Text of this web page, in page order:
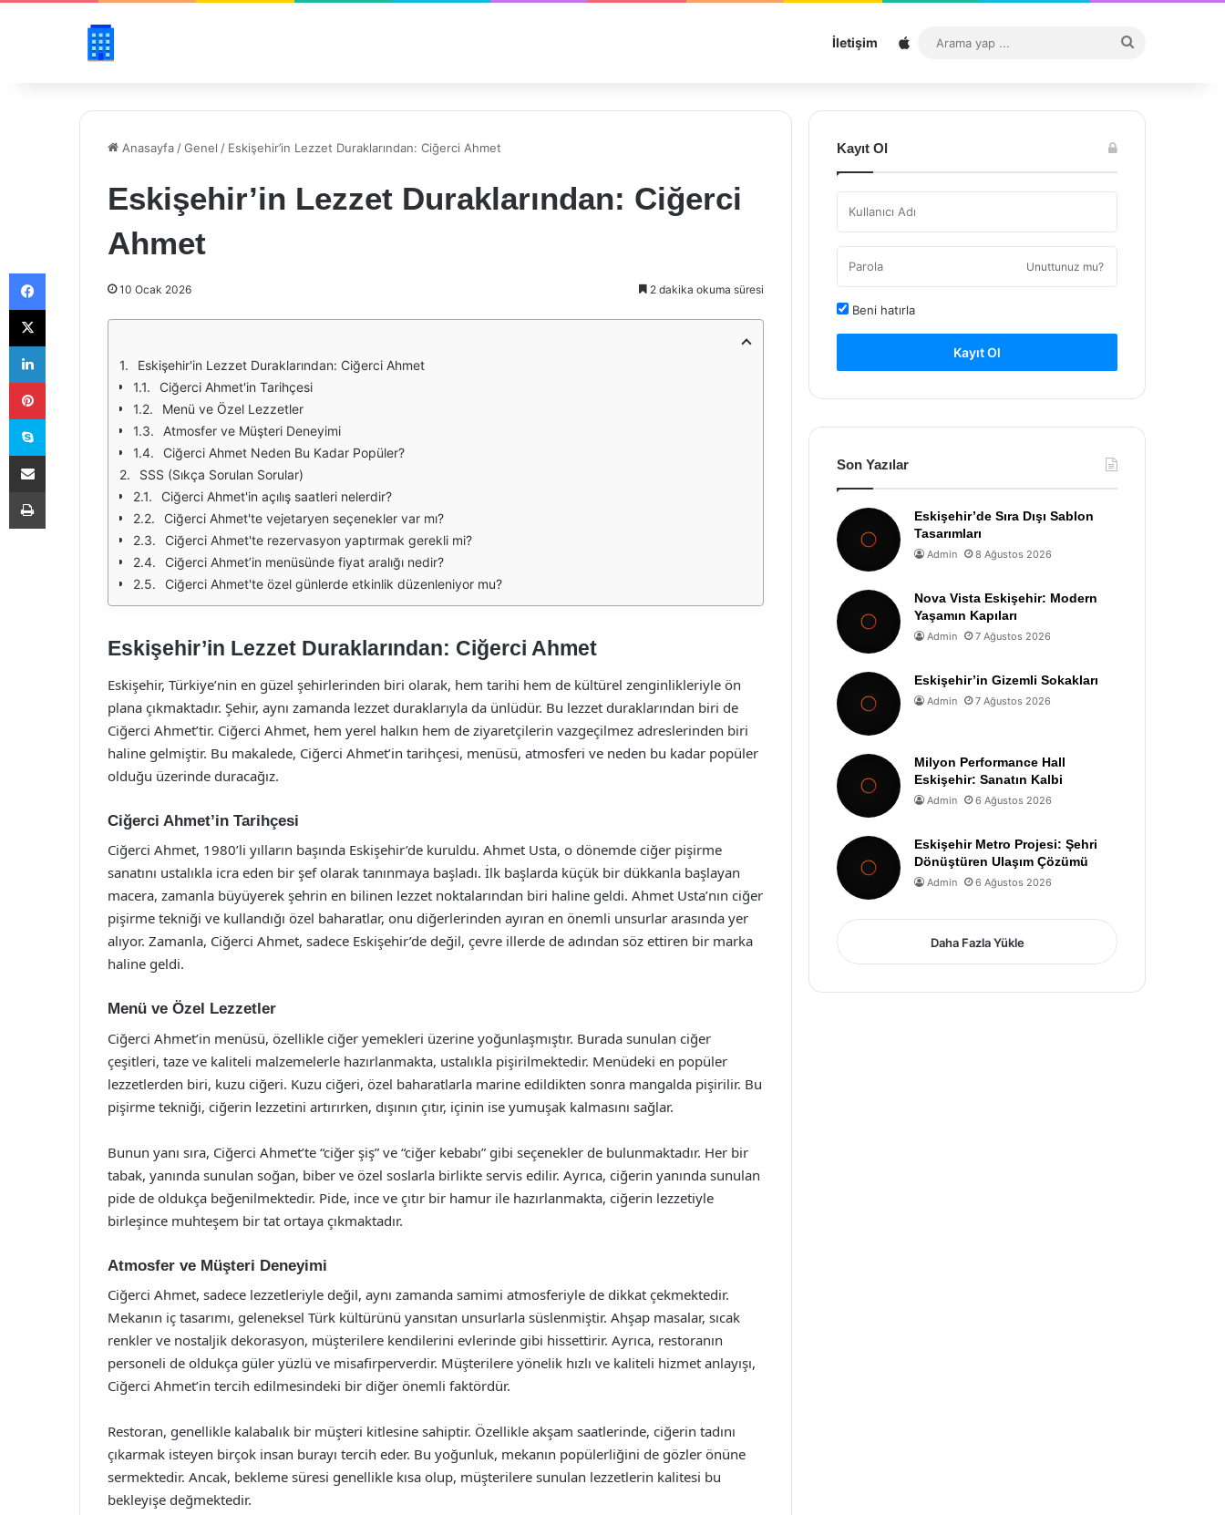
İletişim Sitemap
...
Anasayfa /Genel / Eskişehir’in Lezzet Duraklarından: Ciğerci Ahmet
Eskişehir’in Lezzet Duraklarından: Ciğerci
Ahmet
10 Ocak 2026 2 dakika okuma süresi
Eskişehir'in Lezzet Duraklarından: Ciğerci Ahmet
Ciğerci Ahmet'in Tarihçesi
Menü ve Özel Lezzetler
Atmosfer ve Müşteri Deneyimi
Ciğerci Ahmet Neden Bu Kadar Popüler?
SSS (Sıkça Sorulan Sorular)
Ciğerci Ahmet'in açılış saatleri nelerdir?
Ciğerci Ahmet'te vejetaryen seçenekler var mı?
Ciğerci Ahmet'te rezervasyon yaptırmak gerekli mi?
Ciğerci Ahmet’in menüsünde fiyat aralığı nedir?
Ciğerci Ahmet'te özel günlerde etkinlik düzenleniyor mu?
Eskişehir’in Lezzet Duraklarından: Ciğerci Ahmet
Eskişehir, Türkiye’nin en güzel şehirlerinden biri olarak, hem tarihi hem de kültürel zenginlikleriyle ön
plana çıkmaktadır. Şehir, aynı zamanda lezzet duraklarıyla da ünlüdür. Bu lezzet duraklarından biri de
Ciğerci Ahmet’tir. Ciğerci Ahmet, hem yerel halkın hem de ziyaretçilerin vazgeçilmez adreslerinden biri
haline gelmiştir. Bu makalede, Ciğerci Ahmet’in tarihçesi, menüsü, atmosferi ve neden bu kadar popüler
olduğu üzerinde duracağız.
Ciğerci Ahmet’in Tarihçesi
Ciğerci Ahmet, 1980’li yılların başında Eskişehir’de kuruldu. Ahmet Usta, o dönemde ciğer pişirme
sanatını ustalıkla icra eden bir şef olarak tanınmaya başladı. İlk başlarda küçük bir dükkanla başlayan
macera, zamanla büyüyerek şehrin en bilinen lezzet noktalarından biri haline geldi. Ahmet Usta’nın ciğer
pişirme tekniği ve kullandığı özel baharatlar, onu diğerlerinden ayıran en önemli unsurlar arasında yer
alıyor. Zamanla, Ciğerci Ahmet, sadece Eskişehir’de değil, çevre illerde de adından söz ettiren bir marka
haline geldi.
Menü ve Özel Lezzetler
Ciğerci Ahmet’in menüsü, özellikle ciğer yemekleri üzerine yoğunlaşmıştır. Burada sunulan ciğer
çeşitleri, taze ve kaliteli malzemelerle hazırlanmakta, ustalıkla pişirilmektedir. Menüdeki en popüler
lezzetlerden biri, kuzu ciğeri. Kuzu ciğeri, özel baharatlarla marine edildikten sonra mangalda pişirilir. Bu
pişirme tekniği, ciğerin lezzetini artırırken, dışının çıtır, içinin ise yumuşak kalmasını sağlar.
Bunun yanı sıra, Ciğerci Ahmet’te “ciğer şiş” ve “ciğer kebabı” gibi seçenekler de bulunmaktadır. Her bir
tabak, yanında sunulan soğan, biber ve özel soslarla birlikte servis edilir. Ayrıca, ciğerin yanında sunulan
pide de oldukça beğenilmektedir. Pide, ince ve çıtır bir hamur ile hazırlanmakta, ciğerin lezzetiyle
birleşince muhteşem bir tat ortaya çıkmaktadır.
Atmosfer ve Müşteri Deneyimi
Ciğerci Ahmet, sadece lezzetleriyle değil, aynı zamanda samimi atmosferiyle de dikkat çekmektedir.
Mekanın iç tasarımı, geleneksel Türk kültürünü yansıtan unsurlarla süslenmiştir. Ahşap masalar, sıcak
renkler ve nostaljik dekorasyon, müşterilere kendilerini evlerinde gibi hissettirir. Ayrıca, restoranın
personeli de oldukça güler yüzlü ve misafirperverdir. Müşterilere yönelik hızlı ve kaliteli hizmet anlayışı,
Ciğerci Ahmet’in tercih edilmesindeki bir diğer önemli faktördür.
Restoran, genellikle kalabalık bir müşteri kitlesine sahiptir. Özellikle akşam saatlerinde, ciğerin tadını
çıkarmak isteyen birçok insan burayı tercih eder. Bu yoğunluk, mekanın popülerliğini de gözler önüne
sermektedir. Ancak, bekleme süresi genellikle kısa olup, müşterilere sunulan lezzetlerin kalitesi bu
bekleyişe değmektedir.
Kayıt Ol
Unuttunuz mu?
Beni hatırla
Kayıt Ol
Son Yazılar
Eskişehir’de Sıra Dışı Sablon
Tasarımları
Admin 8 Ağustos 2026
Nova Vista Eskişehir: Modern
Yaşamın Kapıları
Admin 7 Ağustos 2026
Eskişehir’in Gizemli Sokakları
Admin 7 Ağustos 2026
Milyon Performance Hall
Eskişehir: Sanatın Kalbi
Admin 6 Ağustos 2026
Eskişehir Metro Projesi: Şehri
Dönüştüren Ulaşım Çözümü
Admin 6 Ağustos 2026
Daha Fazla Yükle
Facebook
X
LinkedIn
Pinterest
Skype
E-Posta ile paylaş